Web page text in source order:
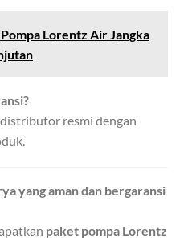
Lorentz Air Jangka
resmi dengan
yang aman dan bergaransi
paket pompa Lorentz